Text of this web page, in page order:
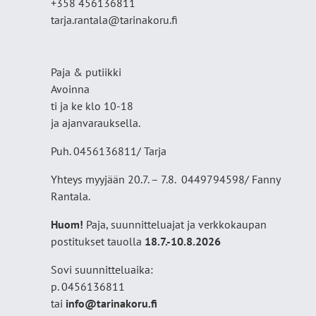
+358 456136811
tarja.rantala@tarinakoru.fi
Paja & putiikki
Avoinna
ti ja ke klo 10-18
ja ajanvarauksella.
Puh. 0456136811/ Tarja
Yhteys myyjään 20.7. – 7.8. 0449794598/ Fanny
Rantala.
Huom! Paja, suunnitteluajat ja verkkokaupan
postitukset tauolla 18.7.-10.8.2026
Sovi suunnitteluaika:
p. 0456136811
tai info@tarinakoru.fi